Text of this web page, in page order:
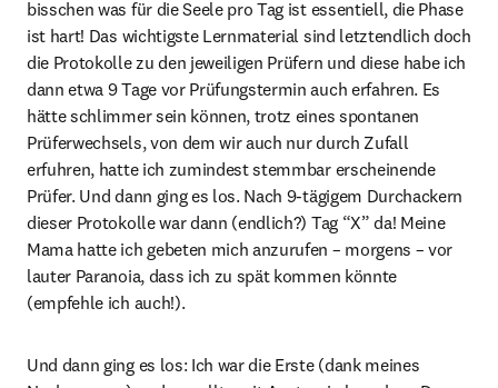
bisschen was für die Seele pro Tag ist essentiell, die Phase
ist hart! Das wichtigste Lernmaterial sind letztendlich doch
die Protokolle zu den jeweiligen Prüfern und diese habe ich
dann etwa 9 Tage vor Prüfungstermin auch erfahren. Es
hätte schlimmer sein können, trotz eines spontanen
Prüferwechsels, von dem wir auch nur durch Zufall
erfuhren, hatte ich zumindest stemmbar erscheinende
Prüfer. Und dann ging es los. Nach 9-tägigem Durchackern
dieser Protokolle war dann (endlich?) Tag “X” da! Meine
Mama hatte ich gebeten mich anzurufen – morgens – vor
lauter Paranoia, dass ich zu spät kommen könnte
(empfehle ich auch!).
Und dann ging es los: Ich war die Erste (dank meines